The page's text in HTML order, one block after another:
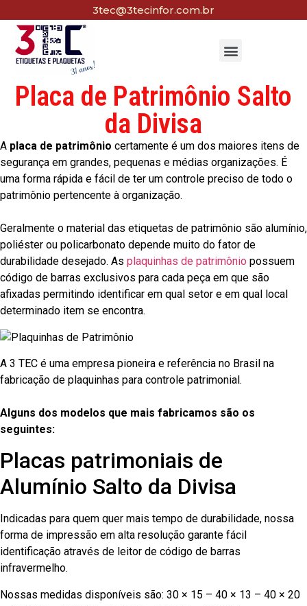
3tec@3tecinfor.com.br
Placa de Patrimônio Salto
da Divisa
A placa de patrimônio certamente é um dos maiores itens de
segurança em grandes, pequenas e médias organizações. É
uma forma rápida e fácil de ter um controle preciso de todo o
patrimônio pertencente à organização.
Geralmente o material das etiquetas de patrimônio são alumínio,
poliéster ou policarbonato depende muito do fator de
durabilidade desejado. As plaquinhas de patrimônio possuem
código de barras exclusivos para cada peça em que são
afixadas permitindo identificar em qual setor e em qual local
determinado item se encontra.
A 3 TEC é uma empresa pioneira e referência no Brasil na
fabricação de plaquinhas para controle patrimonial.
Alguns dos modelos que mais fabricamos são os
seguintes:
Placas patrimoniais de
Alumínio Salto da Divisa
Indicadas para quem quer mais tempo de durabilidade, nossa
forma de impressão em alta resolução garante fácil
identificação através de leitor de código de barras
infravermelho.
Nossas medidas disponíveis são: 30 × 15 – 40 × 13 – 40 × 20